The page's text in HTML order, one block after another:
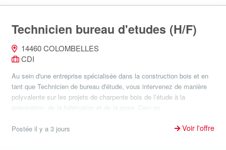
Technicien bureau d'etudes (H/F)
14460 COLOMBELLES
CDI
Au sein d'une entreprise spécialisée dans la construction bois et en
tant que Technicien de bureau d'étude, vous intervenez de manière
polyvalente sur les projets de charpente bois de l’étude à la
préparation, de la fabrication et de la pose. Ceci po...
Postée il y a 3 jours Voir l'offre